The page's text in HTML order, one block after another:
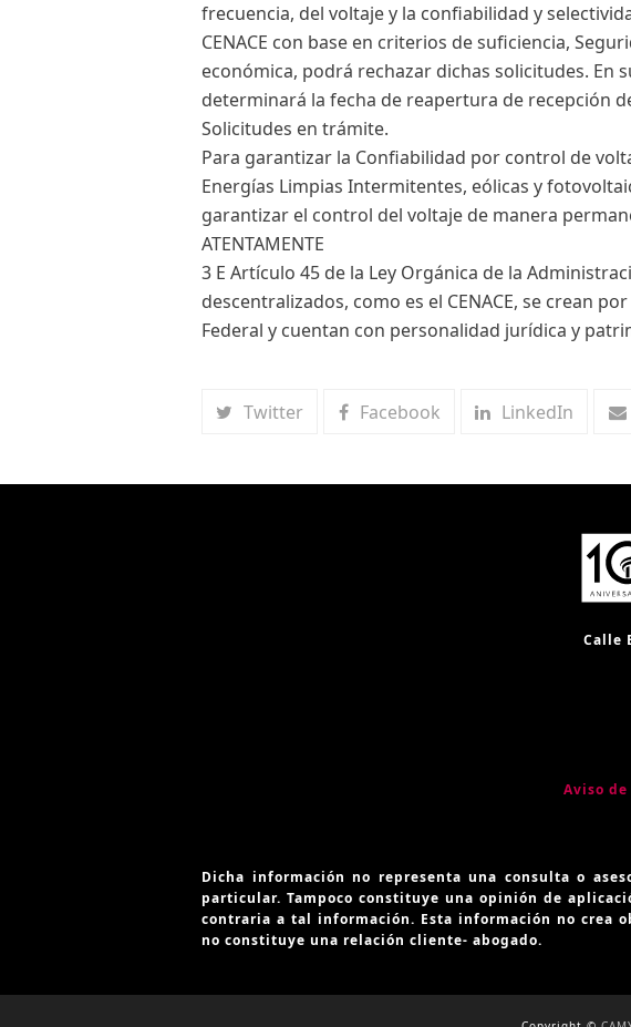
frecuencia, del voltaje y la confiabilidad y
CENACE con base en criterios de suficiencia,
económica, podrá rechazar dichas solicitudes. En
determinará la fecha de reapertura de recepción
Solicitudes en trámite.
Para garantizar la Confiabilidad por control de
Energías Limpias Intermitentes, eólicas y
garantizar el control del voltaje de manera
ATENTAMENTE
3 E Artículo 45 de la Ley Orgánica de la
descentralizados, como es el CENACE, se crean
Federal y cuentan con personalidad jurídica y
Twitter Facebook LinkedIn
Calle
Aviso
Dicha información no representa una consulta o
particular. Tampoco constituye una opinión de
contraria a tal información. Esta información no crea
no constituye una relación cliente- abogado.